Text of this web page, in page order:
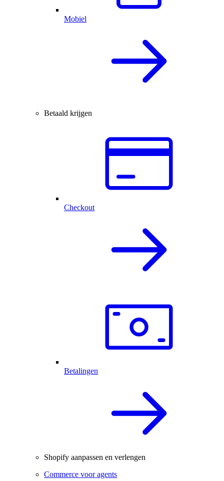
Mobiel
Betaald krijgen
Checkout
Betalingen
Shopify aanpassen en verlengen
Commerce voor agents